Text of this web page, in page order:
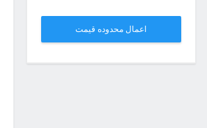
اعمال محدوده قیمت